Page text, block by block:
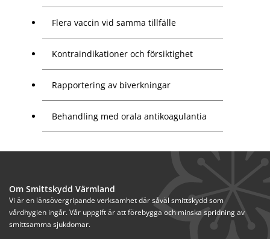
Flera vaccin vid samma tillfälle
Kontraindikationer och försiktighet
Rapportering av biverkningar
Behandling med orala antikoagulantia
Om Smittskydd Värmland
Vi är en länsövergripande verksamhet där såväl smittskydd som
vårdhygien ingår. Vår uppgift är att förebygga och minska spridning av
smittsamma sjukdomar.